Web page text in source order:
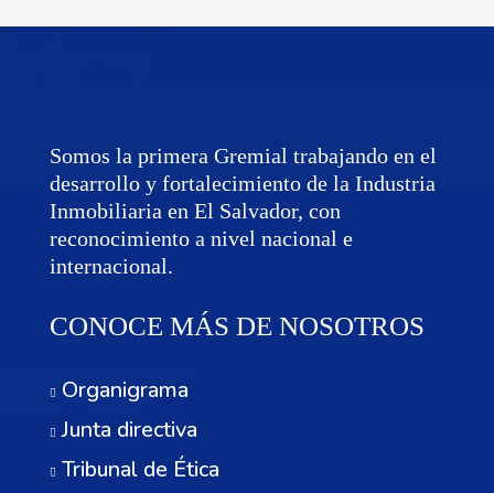
Somos la primera Gremial trabajando en el
desarrollo y fortalecimiento de la Industria
Inmobiliaria en El Salvador, con
reconocimiento a nivel nacional e
internacional.
CONOCE MÁS DE NOSOTROS
Organigrama
Junta directiva
Tribunal de Ética